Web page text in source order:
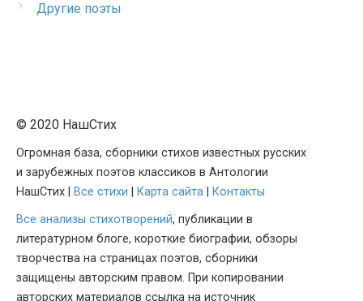
Другие поэты
© 2020 НашСтих
Огромная база, сборники стихов известных русских
и зарубежных поэтов классиков в Антологии
НашСтих |
Все стихи Карта сайта
Контакты
Все анализы стихотворений, публикации в
литературном блоге, короткие биографии, обзоры
творчества на страницах поэтов, сборники
защищены авторским правом. При копировании
авторских материалов ссылка на источник